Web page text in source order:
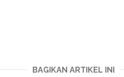
BAGIKAN ARTIKEL INI